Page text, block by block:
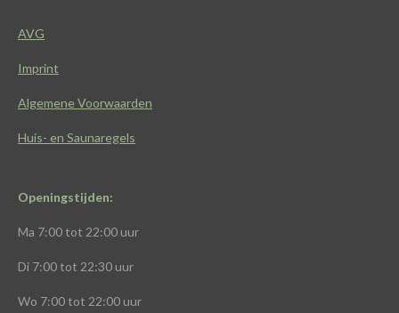
AVG
Imprint
Algemene Voorwaarden
Huis- en Saunaregels
Openingstijden:
Ma 7:00 tot 22:00 uur
Di 7:00 tot 22:30 uur
Wo 7:00 tot 22:00 uur